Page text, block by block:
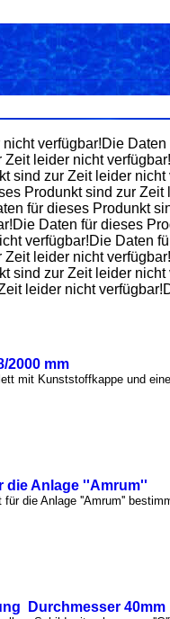
verfügbar!Die
leider nicht
sind zur Zeit leider
Produnkt sind zur
für dieses Produnkt
Daten für dieses
verfügbar!Die Daten
leider nicht
sind zur Zeit leider
leider nicht
2000 mm
mit Kunststoffkappe und
die Anlage ''Amrum''
die Anlage ''Amrum''
Durchmesser 40mm